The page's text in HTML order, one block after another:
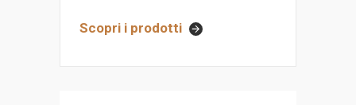
Scopri i prodotti